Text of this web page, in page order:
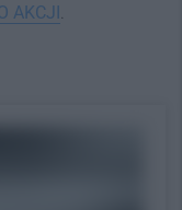
AKCJI